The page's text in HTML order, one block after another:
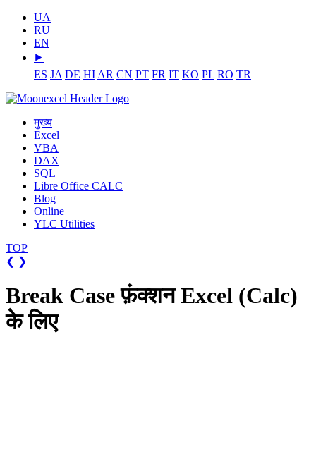
UA
RU
EN
⯈
ES JA DE HI AR CN PT FR IT KO PL RO TR
मुख्य
Excel
VBA
DAX
SQL
Libre Office CALC
Blog
Online
YLC Utilities
TOP
❮ ❯
Break Case फ़ंक्शन Excel (Calc)
के लिए